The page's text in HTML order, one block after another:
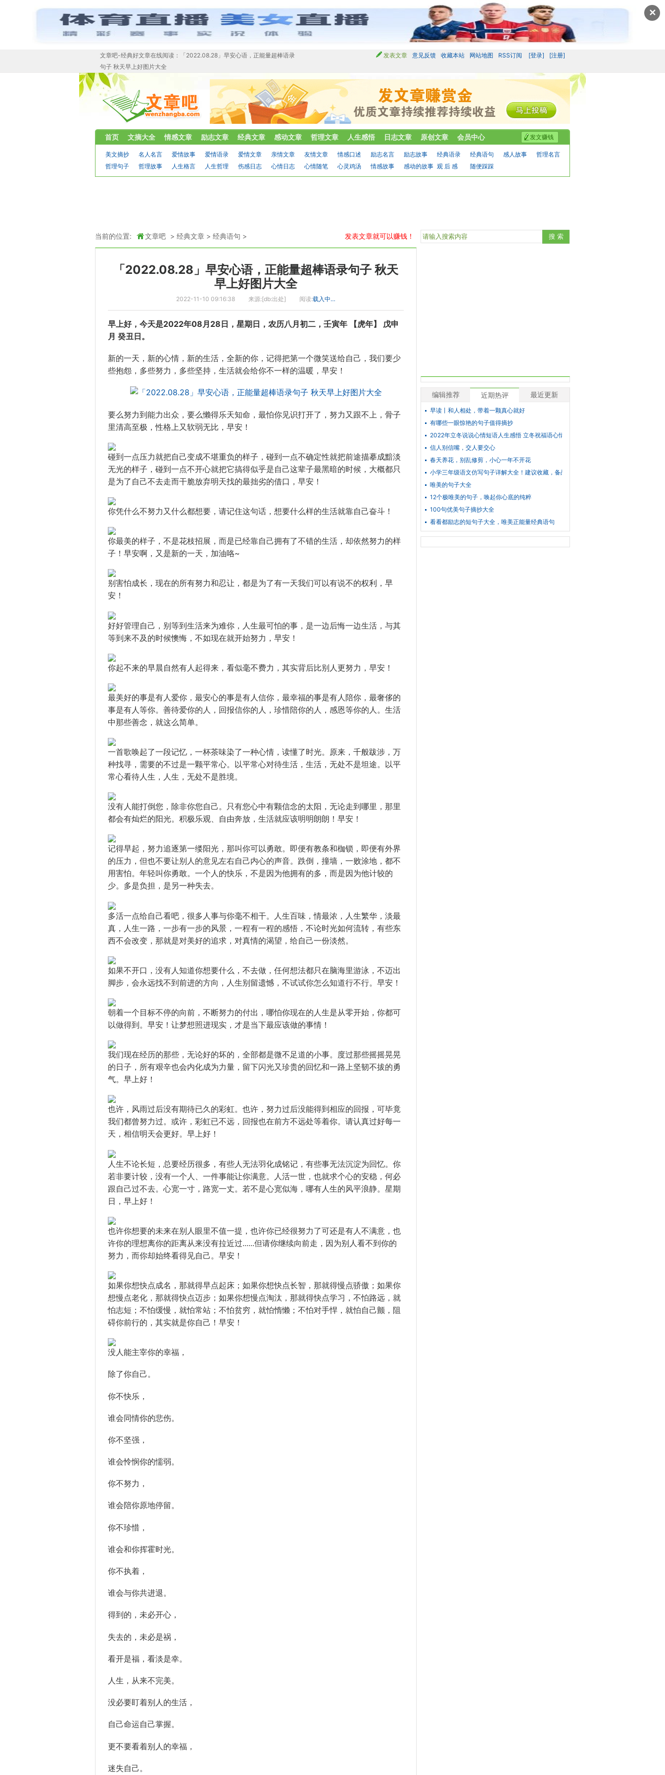
✕
文章吧-经典好文章在线阅读：「2022.08.28」早安心语，正能量超棒语录
句子 秋天早上好图片大全
发表文章 意见反馈 收藏本站 网站地图 RSS订阅 [登录] [注册]
发文赚钱
首页 文摘大全 情感文章 励志文章 经典文章 感动文章 哲理文章 人生感悟 日志文章 原创文章 会员中心
美文摘抄 名人名言 爱情故事 爱情语录 爱情文章 亲情文章 友情文章 情感口述 励志名言 励志故事 经典语录 经典语句 感人故事
哲理名言
哲理句子
哲理故事 人生格言 人生哲理 伤感日志 心情日志 心情随笔 心灵鸡汤 情感故事 感动的故事 观 后 感 随便踩踩
当前的位置: 文章吧 > 经典文章 > 经典语句 > 发表文章就可以赚钱！
「2022.08.28」早安心语，正能量超棒语录句子 秋天
早上好图片大全
2022-11-10 09:16:38 来源:[db:出处] 阅读:载入中…
早上好，今天是2022年08月28日，星期日，农历八月初二，壬寅年 【虎年】 戊申
月 癸丑日。
新的一天，新的心情，新的生活，全新的你，记得把第一个微笑送给自己，我们要少
些抱怨，多些努力，多些坚持，生活就会给你不一样的温暖，早安！
要么努力到能力出众，要么懒得乐天知命，最怕你见识打开了，努力又跟不上，骨子
里清高至极，性格上又软弱无比，早安！
碰到一点压力就把自己变成不堪重负的样子，碰到一点不确定性就把前途描摹成黯淡
无光的样子，碰到一点不开心就把它搞得似乎是自己这辈子最黑暗的时候，大概都只
是为了自己不去走而干脆放弃明天找的最拙劣的借口，早安！
你凭什么不努力又什么都想要，请记住这句话，想要什么样的生活就靠自己奋斗！
你最美的样子，不是花枝招展，而是已经靠自己拥有了不错的生活，却依然努力的样
子！早安啊，又是新的一天，加油咯~
别害怕成长，现在的所有努力和忍让，都是为了有一天我们可以有说不的权利，早
安！
好好管理自己，别等到生活来为难你，人生最可怕的事，是一边后悔一边生活，与其
等到来不及的时候懊悔，不如现在就开始努力，早安！
你起不来的早晨自然有人起得来，看似毫不费力，其实背后比别人更努力，早安！
最美好的事是有人爱你，最安心的事是有人信你，最幸福的事是有人陪你，最奢侈的
事是有人等你。善待爱你的人，回报信你的人，珍惜陪你的人，感恩等你的人。生活
中那些善念，就这么简单。
一首歌唤起了一段记忆，一杯茶味染了一种心情，读懂了时光。原来，千般跋涉，万
种找寻，需要的不过是一颗平常心。以平常心对待生活，生活，无处不是坦途。以平
常心看待人生，人生，无处不是胜境。
没有人能打倒您，除非你您自己。只有您心中有颗信念的太阳，无论走到哪里，那里
都会有灿烂的阳光。积极乐观、自由奔放，生活就应该明明朗朗！早安！
记得早起，努力追逐第一缕阳光，那叫你可以勇敢。即便有教条和枷锁，即便有外界
的压力，但也不要让别人的意见左右自己内心的声音。跌倒，撞墙，一败涂地，都不
用害怕。年轻叫你勇敢。一个人的快乐，不是因为他拥有的多，而是因为他计较的
少。多是负担，是另一种失去。
多活一点给自己看吧，很多人事与你毫不相干。人生百味，情最浓，人生繁华，淡最
真，人生一路，一步有一步的风景，一程有一程的感悟，不论时光如何流转，有些东
西不会改变，那就是对美好的追求，对真情的渴望，给自己一份淡然。
如果不开口，没有人知道你想要什么，不去做，任何想法都只在脑海里游泳，不迈出
脚步，会永远找不到前进的方向，人生别留遗憾，不试试你怎么知道行不行。早安！
朝着一个目标不停的向前，不断努力的付出，哪怕你现在的人生是从零开始，你都可
以做得到。早安！让梦想照进现实，才是当下最应该做的事情！
我们现在经历的那些，无论好的坏的，全部都是微不足道的小事。度过那些摇摇晃晃
的日子，所有艰辛也会内化成为力量，留下闪光又珍贵的回忆和一路上坚韧不拔的勇
气。早上好！
也许，风雨过后没有期待已久的彩虹。也许，努力过后没能得到相应的回报，可毕竟
我们都曾努力过。或许，彩虹已不远，回报也在前方不远处等着你。请认真过好每一
天，相信明天会更好。早上好！
人生不论长短，总要经历很多，有些人无法羽化成铭记，有些事无法沉淀为回忆。你
若非要计较，没有一个人、一件事能让你满意。人活一世，也就求个心的安稳，何必
跟自己过不去。心宽一寸，路宽一丈。若不是心宽似海，哪有人生的风平浪静。星期
日，早上好！
也许你想要的未来在别人眼里不值一提，也许你已经很努力了可还是有人不满意，也
许你的理想离你的距离从来没有拉近过......但请你继续向前走，因为别人看不到你的
努力，而你却始终看得见自己。早安！
如果你想快点成名，那就得早点起床；如果你想快点长智，那就得慢点骄傲；如果你
想慢点老化，那就得快点迈步；如果你想慢点淘汰，那就得快点学习，不怕路远，就
怕志短；不怕缓慢，就怕常站；不怕贫穷，就怕惰懒；不怕对手悍，就怕自己颤，阻
碍你前行的，其实就是你自己！早安！
没人能主宰你的幸福，
除了你自己。
你不快乐，
谁会同情你的悲伤。
你不坚强，
谁会怜悯你的懦弱。
你不努力，
谁会陪你原地停留。
你不珍惜，
谁会和你挥霍时光。
你不执着，
谁会与你共进退。
得到的，未必开心，
失去的，未必是祸，
看开是福，看淡是幸。
人生，从来不完美。
没必要盯着别人的生活，
自己命运自己掌握。
更不要看着别人的幸福，
迷失自己。
编辑推荐 近期热评 最近更新
早读丨和人相处，带着一颗真心就好
有哪些一眼惊艳的句子值得摘抄
2022年立冬说说心情短语人生感悟 立冬祝福语心情句子语录
信人别信嘴，交人要交心
春天养花，别乱修剪，小心一年不开花
小学三年级语文仿写句子详解大全！建议收藏，备战期末
唯美的句子大全
12个极唯美的句子，唤起你心底的纯粹
100句优美句子摘抄大全
看看都励志的短句子大全，唯美正能量经典语句